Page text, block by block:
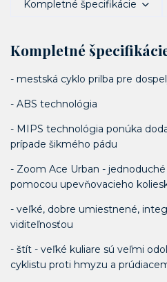
Kompletné špecifikácie
Kompletné
- mestská cyklo prilba pre
- ABS technológia
- MIPS technológia ponúka
prípade šikmého pádu
- Zoom Ace Urban -
pomocou upevňovacieho
- veľké, dobre umiestnené,
viditeľnosťou
- štít - veľké kuliare sú veľmi
cyklistu proti hmyzu a